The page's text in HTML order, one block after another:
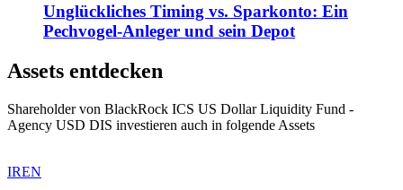
Unglückliches Timing vs. Sparkonto: Ein
Pechvogel-Anleger und sein Depot
Assets entdecken
Shareholder von BlackRock ICS US Dollar Liquidity Fund -
Agency USD DIS investieren auch in folgende Assets
IREN